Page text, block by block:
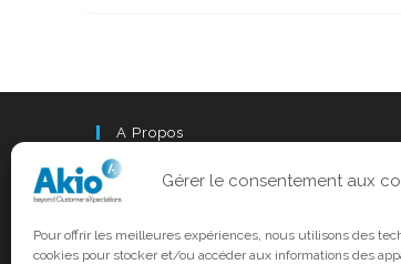
Gérer le consentement aux
Pour offrir les meilleures expériences, nous utilisons des
cookies pour stocker et/ou accéder aux informations des
A Propos
Akio est désormais intégré au groupe
www.odigo.com